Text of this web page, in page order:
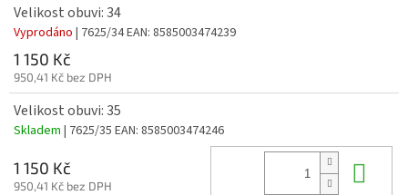
Velikost obuvi: 34
Vyprodáno | 7625/34EAN: 8585003474239
1 150 Kč
950,41 Kč bez DPH
Velikost obuvi: 35
Skladem | 7625/35 EAN: 8585003474246
1 150 Kč
950,41 Kč bez DPH